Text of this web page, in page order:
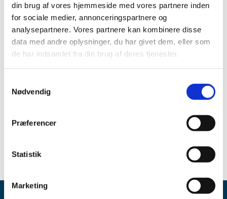
din brug af vores hjemmeside med vores partnere inden
for sociale medier, annonceringspartnere og
analysepartnere. Vores partnere kan kombinere disse
data med andre oplysninger, du har givet dem, eller som
de har indsamlet fra din brug af deres tjenester.
Nødvendig
Præferencer
Statistik
Marketing
Nyheder
Nyheder om særlige produktområder
Relateret indhold